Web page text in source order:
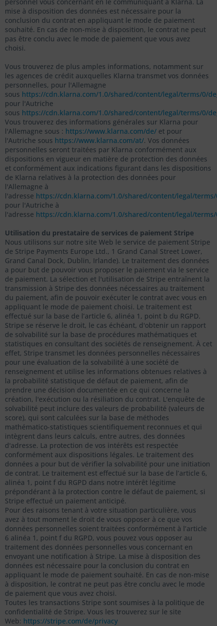
mise à disposition des données est nécessaire pour la
conclusion du contrat en appliquant le mode de paiement
souhaité. En cas de non-mise à disposition, le contrat ne peut
pas être conclu avec le mode de paiement que vous avez
choisi.
Vous trouverez de plus amples informations, notamment sur
les agences de crédit auxquelles Klarna transmet vos données
personnelles, pour l'Allemagne
sous https://cdn.klarna.com/1.0/shared/content/legal/terms/0/
pour l'Autriche
sous https://cdn.klarna.com/1.0/shared/content/legal/terms/0/
Vous trouverez des informations générales sur Klarna pour
l'Allemagne sous : https://www.klarna.com/de/ et pour
l'Autriche sous https://www.klarna.com/at/. Vos données
personnelles seront traitées par Klarna conformément aux
dispositions en vigueur en matière de protection des données
et conformément aux indications figurant dans les dispositions
de Klarna relatives à la protection des données pour
l'Allemagne à
l'adresse https://cdn.klarna.com/1.0/shared/content/legal/
pour l'Autriche à
l'adresse https://cdn.klarna.com/1.0/shared/content/legal/
Utilisation du prestataire de services de paiement Stripe
Nous utilisons sur notre site Web le service de paiement Stripe
de Stripe Payments Europe Ltd., 1 Grand Canal Street Lower,
Grand Canal Dock, Dublin, Irlande). Le traitement des données
a pour but de pouvoir vous proposer le paiement via le service
de paiement. La sélection et l'utilisation de Stripe entraînent la
transmission à Stripe des données nécessaires au traitement
du paiement, afin de pouvoir exécuter le contrat avec vous en
appliquant le mode de paiement choisi. Le traitement est
effectué sur la base de l’article 6, alinéa 1, point b du RGPD.
Stripe se réserve le droit, le cas échéant, d'obtenir un rapport
de solvabilité sur la base de procédures mathématiques et
statistiques en consultant des sociétés de renseignement. À cet
effet, Stripe transmet les données personnelles nécessaires
pour une évaluation de la solvabilité à une société de
renseignement et utilise les informations obtenues relatives à
la probabilité statistique de défaut de paiement, afin de
prendre une décision documentée en ce qui concerne la
création, l'exécution ou la résiliation du contrat. L'enquête de
solvabilité peut inclure des valeurs de probabilité (valeurs de
score), qui sont calculées sur la base de méthodes
mathématico-statistiques scientifiquement reconnues et qui
intègrent dans leurs calculs, entre autres, des données
d'adresse. La protection de vos intérêts est respectée
conformément aux dispositions légales. Le traitement des
données a pour but de vérifier la solvabilité pour une initiation
de contrat. Le traitement est effectué sur la base de l’article 6,
alinéa 1, point f du RGPD dans notre intérêt légitime
prépondérant à la protection contre le défaut de paiement, si
Stripe effectué un paiement anticipé.
Pour des raisons tenant à votre situation particulière, vous
avez à tout moment le droit de vous opposer à ce que vos
données personnelles soient traitées conformément à l’article
6 alinéa 1, point f du RGPD, vous pouvez vous opposer au
traitement des données personnelles vous concernant en
envoyant une notification à Stripe. La mise à disposition des
données est nécessaire pour la conclusion du contrat en
appliquant le mode de paiement souhaité. En cas de non-mise
à disposition, le contrat ne peut pas être conclu avec le mode
de paiement que vous avez choisi.
Toutes les transactions Stripe sont soumises à la politique de
confidentialité de Stripe. Vous les trouverez sur le site
Web: https://stripe.com/de/privacy